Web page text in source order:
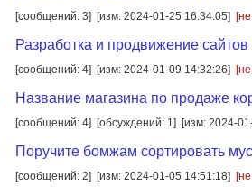
[сообщений: 3] [изм: 2024-01-25 16:34:05]
Разработка и продвижение сайтов
[сообщений: 4] [изм: 2024-01-09 14:32:26]
Название магазина по продаже
[сообщений: 4] [обсуждений: 1] [изм: 2024-
Поручите бомжам сортировать
[сообщений: 2] [изм: 2024-01-05 14:51:18]